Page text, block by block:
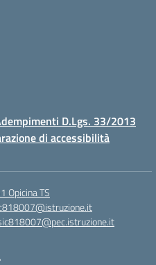
D.Lgs. 33/2013
di accessibilità
Opicina TS